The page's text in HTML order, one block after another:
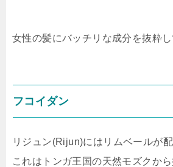
女性の髪にバッチリな成分を抜粋し
フコイダン
リジュン(Rijun)にはリムベールが
これはトンガ王国の天然モズクか